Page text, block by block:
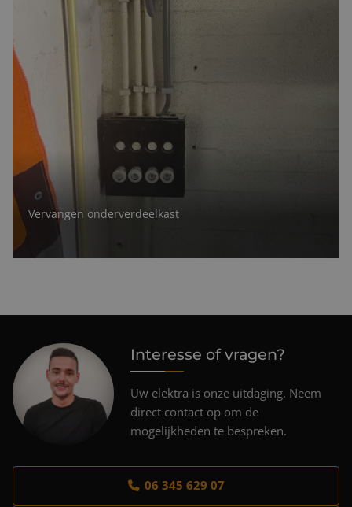
Vervangen onderverdeelkast
Interesse of vragen?
Uw elektra is onze uitdaging. Neem
direct contact op om de
mogelijkheden te bespreken.
06 345 629 07